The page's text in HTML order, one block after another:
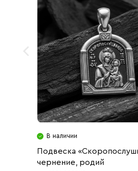
В наличии
Подвеска
чернение, родий